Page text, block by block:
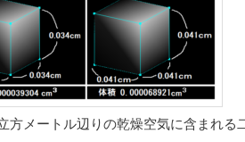
方メートル辺りの乾燥空気に含まれる